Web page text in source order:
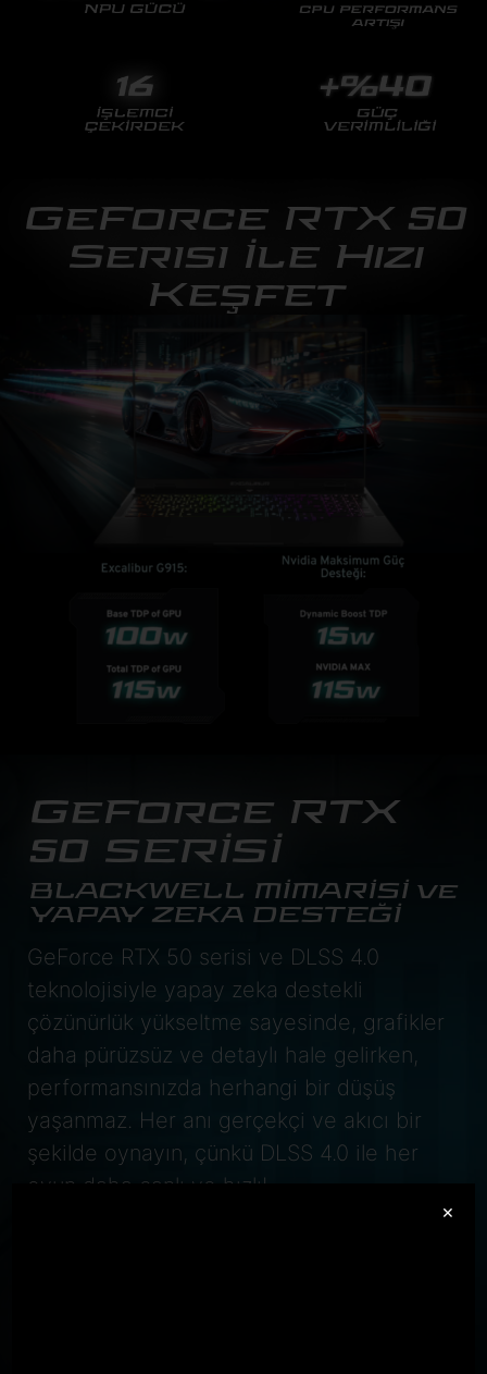
GeForce RTX 50
Serisi İle Hızı
Keşfet
GeForce RTX
50 SERİSİ
BLACKWELL MİMARİSİ ve
YAPAY ZEKA DESTEĞİ
GeForce RTX 50 serisi ve DLSS 4.0
teknolojisiyle yapay zeka destekli
çözünürlük yükseltme sayesinde, grafikler
daha pürüzsüz ve detaylı hale gelirken,
performansınızda herhangi bir düşüş
yaşanmaz. Her anı gerçekçi ve akıcı bir
şekilde oynayın, çünkü DLSS 4.0 ile her
oyun daha canlı ve hızlı!
×